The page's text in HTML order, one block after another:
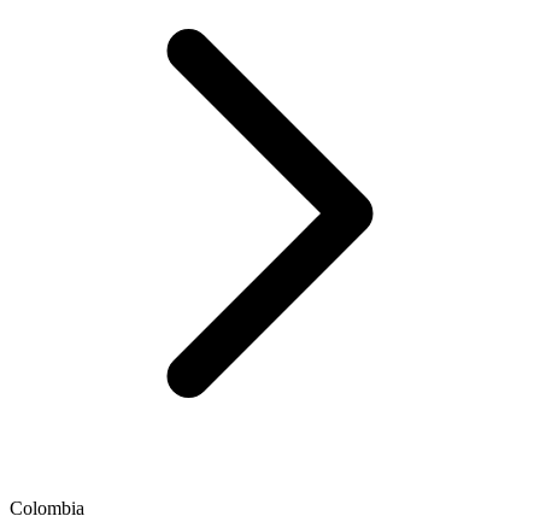
Colombia